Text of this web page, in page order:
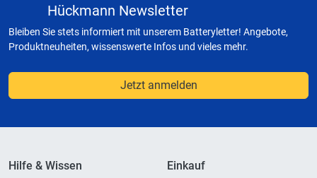
Hückmann Newsletter
Bleiben Sie stets informiert mit unserem Batteryletter! Angebote,
Produktneuheiten, wissenswerte Infos und vieles mehr.
Jetzt anmelden
Hilfe & Wissen Einkauf